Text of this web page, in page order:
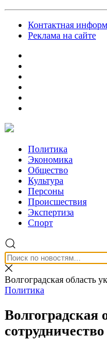
Контактная
Реклама на сайте
Политика
Экономика
Общество
Культура
Персоны
Происшествия
Экспертиза
Спорт
Волгоградская область
Политика
Волгоградская